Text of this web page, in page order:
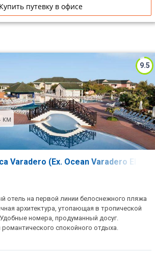
Купить путевку в офисе
9.5
км
Varadero (Ex. Ocean Varadero El
отель на первой линии белоснежного пляжа
архитектура, утопающая в тропической
номера, продуманный досуг.
спокойного отдыха.